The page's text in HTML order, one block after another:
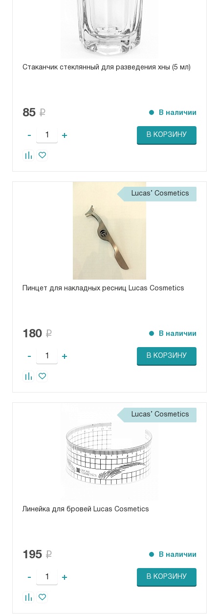
Стаканчик стеклянный для разведения хны (5 мл)
85 В наличии
- + В КОРЗИНУ
Lucas’ Cosmetics
Пинцет для накладных ресниц Lucas Cosmetics
180 В наличии
- + В КОРЗИНУ
Lucas’ Cosmetics
Линейка для бровей Lucas Cosmetics
195 В наличии
- + В КОРЗИНУ